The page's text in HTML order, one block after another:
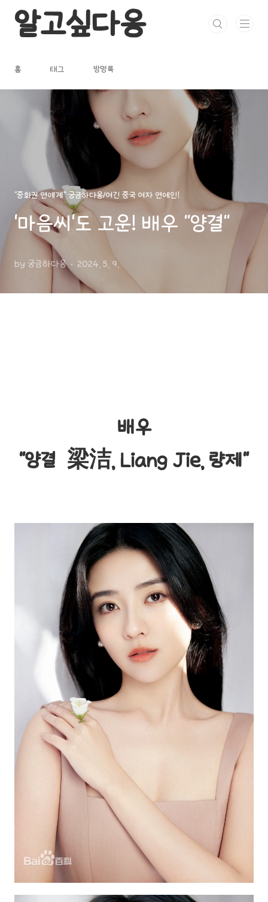
알고싶다옹
홈 태그 방명록
"중화권 연예계" 궁금하다옹/여긴 중국 여자 연예인!
'마음씨'도 고운! 배우 "양결"
by 궁금하다옹 2024. 5. 9.
배우
"양결 梁洁, Liang Jie, 량제"